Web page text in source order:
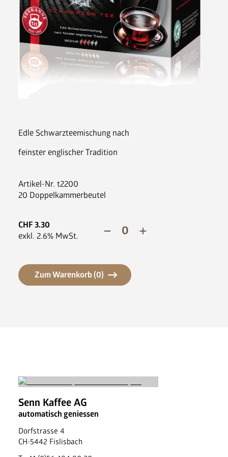
Nespresso Pads
Bohnenkaffee
Instantgenuss
Tee
OPUS
News
Edle Schwarzteemischung nach
feinster englischer Tradition
Artikel-Nr. t2200
20 Doppelkammerbeutel
CHF 3.30
exkl. 2.6% MwSt.
Zum Warenkorb (0)
Senn Kaffee AG
automatisch geniessen
Dorfstrasse 4
CH-5442 Fislisbach